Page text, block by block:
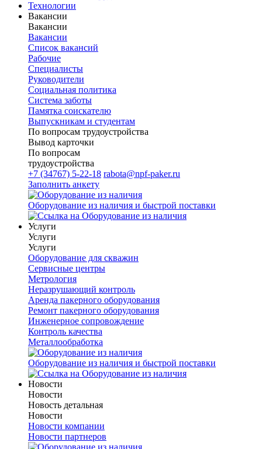
Технологии
Вакансии
Вакансии
Вакансии
Список вакансий
Рабочие
Специалисты
Руководители
Cоциальная политика
Система заботы
Памятка соискателю
Выпускникам и студентам
По вопросам трудоустройства
Вывод карточки
По вопросам
трудоустройства
+7 (34767) 5-22-18 rabota@npf-paker.ru
Заполнить анкету
Оборудование из наличия и быстрой поставки
Услуги
Услуги
Услуги
Оборудование для скважин
Сервисные центры
Метрология
Неразрушающий контроль
Аренда пакерного оборудования
Ремонт пакерного оборудования
Инженерное сопровождение
Контроль качества
Металлообработка
Оборудование из наличия и быстрой поставки
Новости
Новости
Новость детальная
Новости
Новости компании
Новости партнеров